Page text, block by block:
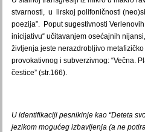
stvarnosti, u lirskoj polifoničnosti
poezija”. Poput sugestivnosti
inicijativu“ učitavanjem osećajnih
živlјenja jeste nerazdroblјivo
provokativnog i subverzivnog: “Večna.
čestice” (str.166).
U identifikaciji pesnikinje kao “Deteta
jezikom mogućeg izbavlјenja (a ne